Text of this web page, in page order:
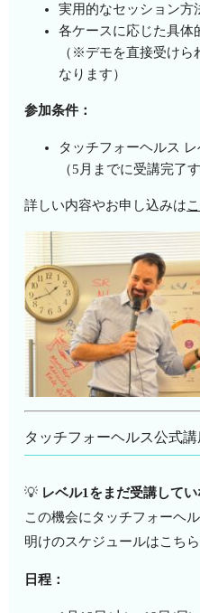
実用的なセッション方
各ケースに応じた具体
（※デモを直接受けら
なります）
参加条件：
タッチフォーヘルス
（5月までに受講完了
詳しい内容やお申し込みは
タッチフォーヘルス公式
💡 レベル1をまだ受講して
この機会にタッチフォーヘ
明けのスケジュールはこちら
日程：